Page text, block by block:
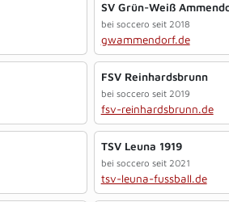
SV Grün-Weiß
bei soccero seit 2018
gwammendorf.de
FSV Reinhardsbrunn
bei soccero seit 2019
fsv-reinhardsbrunn.de
TSV Leuna 1919
bei soccero seit 2021
tsv-leuna-fussball.de